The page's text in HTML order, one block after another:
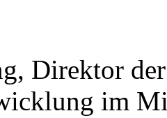
Direktor
im